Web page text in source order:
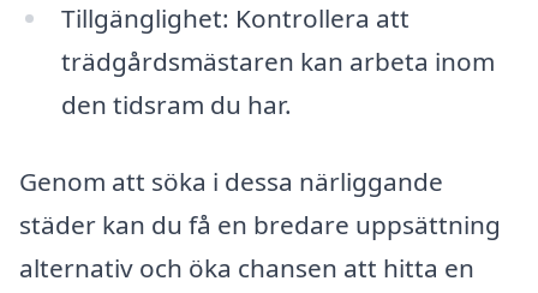
Tillgänglighet: Kontrollera att
trädgårdsmästaren kan arbeta inom
den tidsram du har.
Genom att söka i dessa närliggande
städer kan du få en bredare uppsättning
alternativ och öka chansen att hitta en